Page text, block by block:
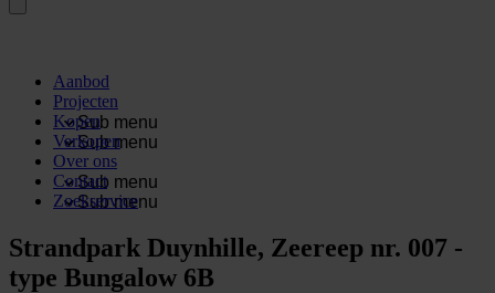
Aanbod
Projecten
Sub menu
Kopen
Sub menu
Verkopen
Over ons
Sub menu
Contact
Sub menu
Zoekservice
Strandpark Duynhille, Zeereep nr. 007 -
type Bungalow 6B